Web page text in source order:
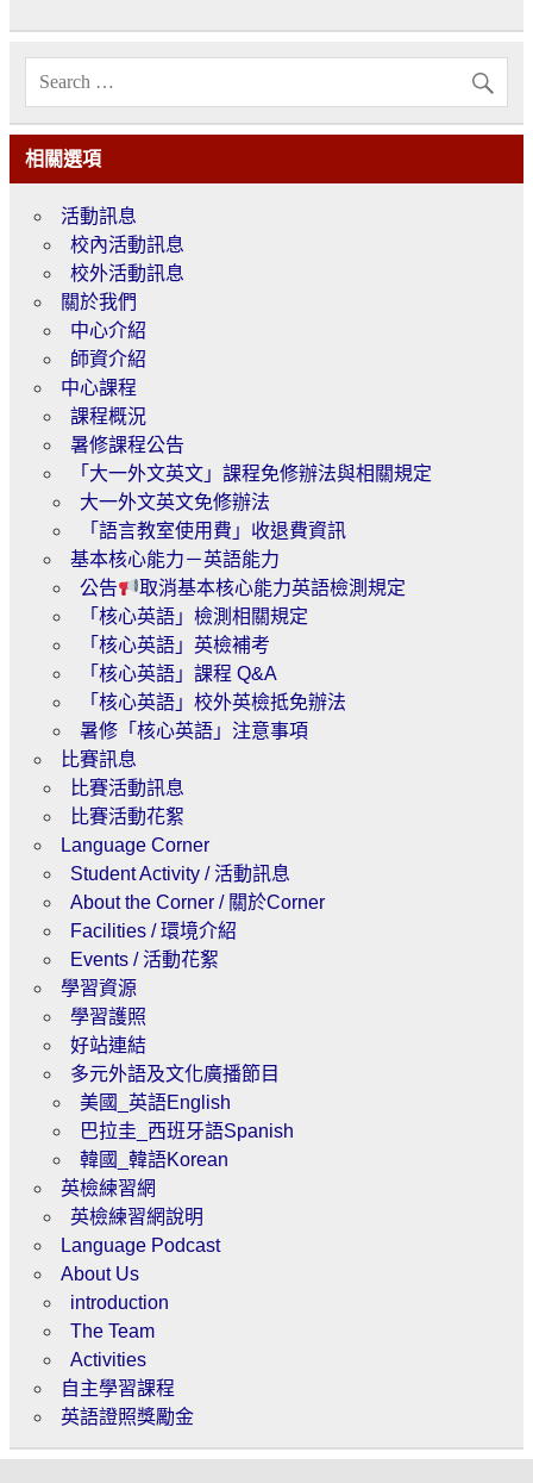
相關選項
活動訊息
校內活動訊息
校外活動訊息
關於我們
中心介紹
師資介紹
中心課程
課程概況
暑修課程公告
「大一外文英文」課程免修辦法與相關規定
大一外文英文免修辦法
「語言教室使用費」收退費資訊
基本核心能力－英語能力
公告
取消基本核心能力英語檢測規定
「核心英語」檢測相關規定
「核心英語」英檢補考
「核心英語」課程 Q&A
「核心英語」校外英檢抵免辦法
暑修「核心英語」注意事項
比賽訊息
比賽活動訊息
比賽活動花絮
Language Corner
Student Activity / 活動訊息
About the Corner / 關於Corner
Facilities / 環境介紹
Events / 活動花絮
學習資源
學習護照
好站連結
多元外語及文化廣播節目
美國_英語English
巴拉圭_西班牙語Spanish
韓國_韓語Korean
英檢練習網
英檢練習網說明
Language Podcast
About Us
introduction
The Team
Activities
自主學習課程
英語證照獎勵金